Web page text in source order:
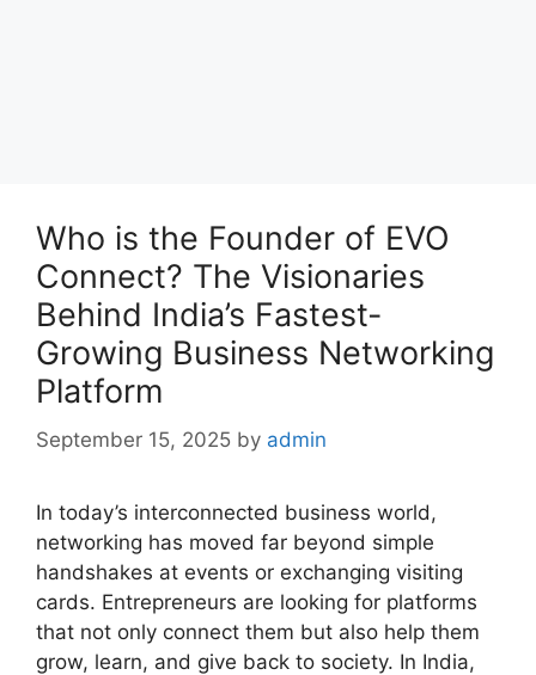
Who is the Founder of EVO
Connect? The Visionaries
Behind India’s Fastest-
Growing Business Networking
Platform
September 15, 2025 by admin
In today’s interconnected business world,
networking has moved far beyond simple
handshakes at events or exchanging visiting
cards. Entrepreneurs are looking for platforms
that not only connect them but also help them
grow, learn, and give back to society. In India,